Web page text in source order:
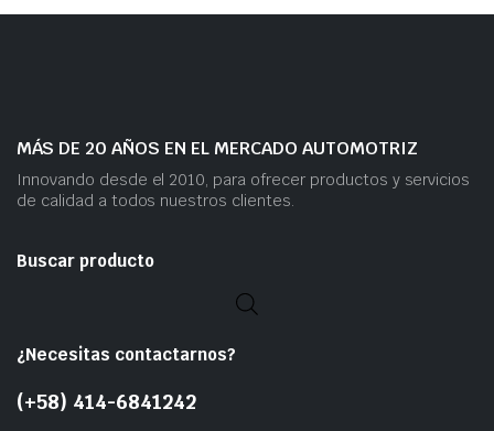
MÁS DE 20 AÑOS EN EL MERCADO AUTOMOTRIZ
Innovando desde el 2010, para ofrecer productos y servicios
de calidad a todos nuestros clientes.
Buscar producto
¿Necesitas contactarnos?
(+58) 414-6841242